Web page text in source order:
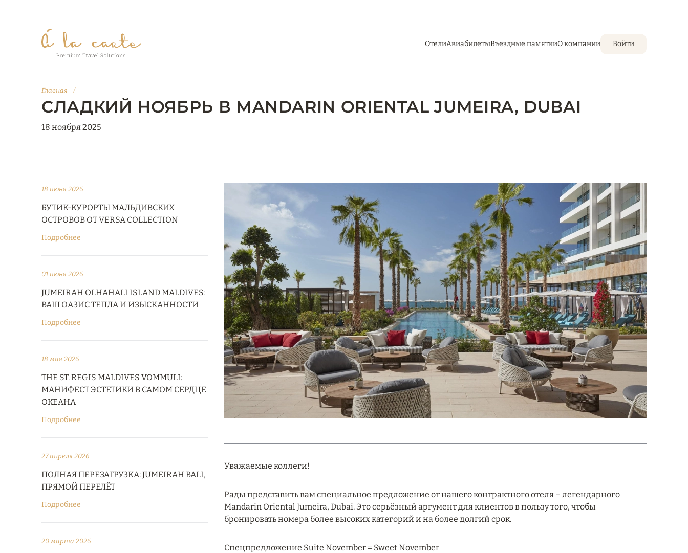
ОтелиАвиабилетыВъездные памяткиО компании Войти
Главная /
CЛАДКИЙ НОЯБРЬ В MANDARIN ORIENTAL JUMEIRA, DUBAI
18 ноября 2025
18 июня 2026
БУТИК-КУРОРТЫ МАЛЬДИВСКИХ
ОСТРОВОВ ОТ VERSA COLLECTION
Подробнее
01 июня 2026
JUMEIRAH OLHAHALI ISLAND MALDIVES:
ВАШ ОАЗИС ТЕПЛА И ИЗЫСКАННОСТИ
Подробнее
18 мая 2026
THE ST. REGIS MALDIVES VOMMULI:
МАНИФЕСТ ЭСТЕТИКИ В САМОМ СЕРДЦЕ
ОКЕАНА
Подробнее
27 апреля 2026
ПОЛНАЯ ПЕРЕЗАГРУЗКА: JUMEIRAH BALI,
ПРЯМОЙ ПЕРЕЛЁТ
Подробнее
20 марта 2026
Уважаемые коллеги!
Рады представить вам специальное предложение от нашего контрактного отеля – легендарного
Mandarin Oriental Jumeira, Dubai. Это серьёзный аргумент для клиентов в пользу того, чтобы
бронировать номера более высоких категорий и на более долгий срок.
Спецпредложение Suite November = Sweet November